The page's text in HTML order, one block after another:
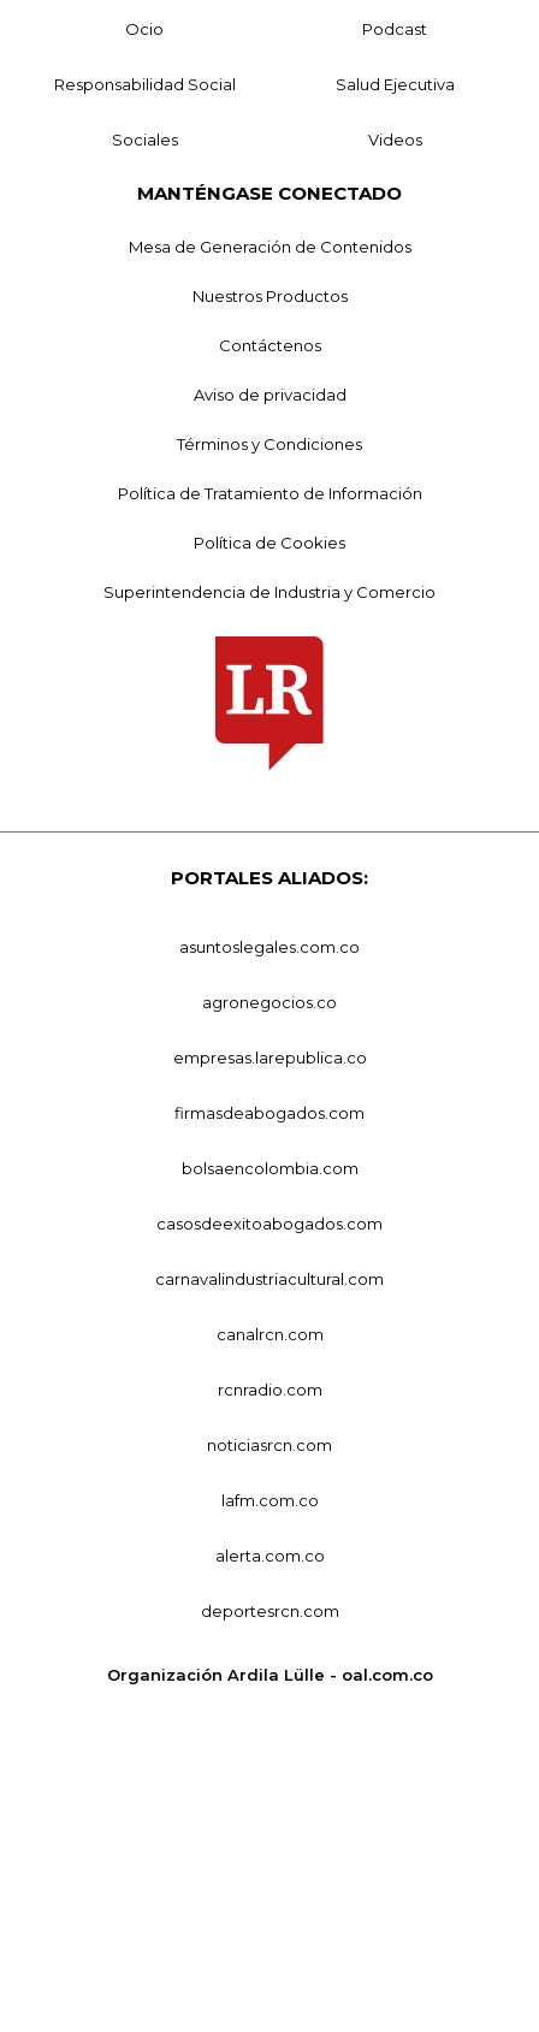
Ocio Podcast
Responsabilidad Social Salud Ejecutiva
Sociales Videos
MANTÉNGASE CONECTADO
Mesa de Generación de Contenidos
Nuestros Productos
Contáctenos
Aviso de privacidad
Términos y Condiciones
Política de Tratamiento de Información
Política de Cookies
Superintendencia de Industria y Comercio
PORTALES ALIADOS:
asuntoslegales.com.co
agronegocios.co
empresas.larepublica.co
firmasdeabogados.com
bolsaencolombia.com
casosdeexitoabogados.com
carnavalindustriacultural.com
canalrcn.com
rcnradio.com
noticiasrcn.com
lafm.com.co
alerta.com.co
deportesrcn.com
Organización Ardila Lülle - oal.com.co